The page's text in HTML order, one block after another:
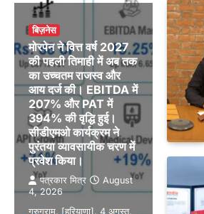
बिज़नेस
मोरपेन ने वित्त वर्ष 2027
की पहली तिमाही में अब तक
का उच्चतम राजस्व और
आय दर्ज की। EBITDA में
207% और PAT में
394% की वृद्धि हुई।
सीडीएमओ कार्यक्रम ने
पुरंतया व्यावसायीक चरण में
प्रवेश किया।
पत्रकार मित्र
August
4, 2026
गुरुग्राम, [हरियाणा], 4 अगस्त,